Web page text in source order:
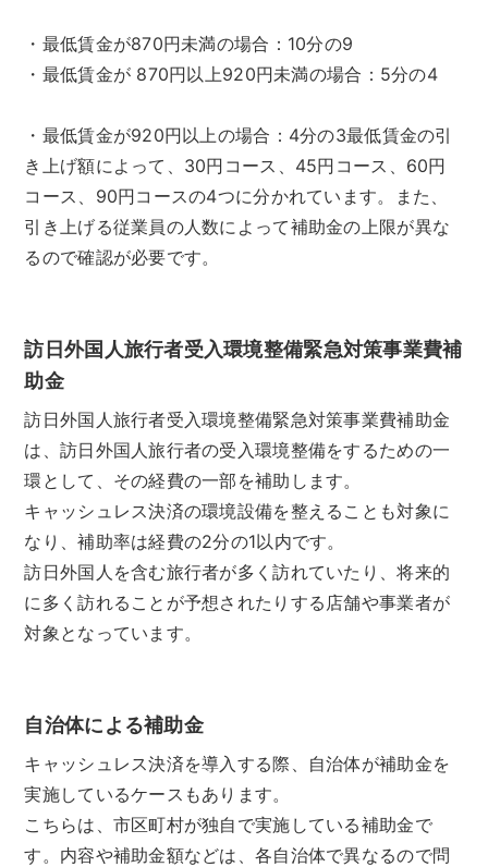
・最低賃金が870円未満の場合：10分の9
・最低賃金が 870円以上920円未満の場合：5分の4
・最低賃金が920円以上の場合：4分の3最低賃金の引
き上げ額によって、30円コース、45円コース、60円
コース、90円コースの4つに分かれています。また、
引き上げる従業員の人数によって補助金の上限が異な
るので確認が必要です。
訪日外国人旅行者受入環境整備緊急対策事業費補
助金
訪日外国人旅行者受入環境整備緊急対策事業費補助金
は、訪日外国人旅行者の受入環境整備をするための一
環として、その経費の一部を補助します。
キャッシュレス決済の環境設備を整えることも対象に
なり、補助率は経費の2分の1以内です。
訪日外国人を含む旅行者が多く訪れていたり、将来的
に多く訪れることが予想されたりする店舗や事業者が
対象となっています。
自治体による補助金
キャッシュレス決済を導入する際、自治体が補助金を
実施しているケースもあります。
こちらは、市区町村が独自で実施している補助金で
す。内容や補助金額などは、各自治体で異なるので問